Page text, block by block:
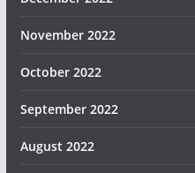
November 2022
October 2022
September 2022
August 2022